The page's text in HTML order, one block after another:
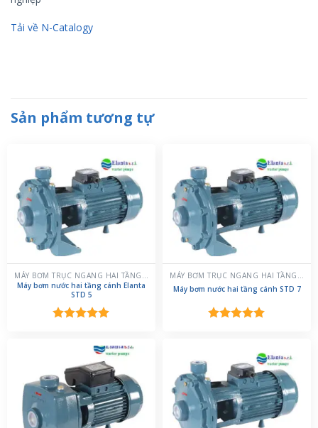
Tải về N-Catalogy
Sản phẩm tương tự
MÁY BƠM TRỤC NGANG HAI TẦNG CÁNH
Máy bơm nước hai tầng cánh Elanta
STD 5
MÁY BƠM TRỤC NGANG HAI TẦNG CÁNH
Máy bơm nước hai tầng cánh STD 7